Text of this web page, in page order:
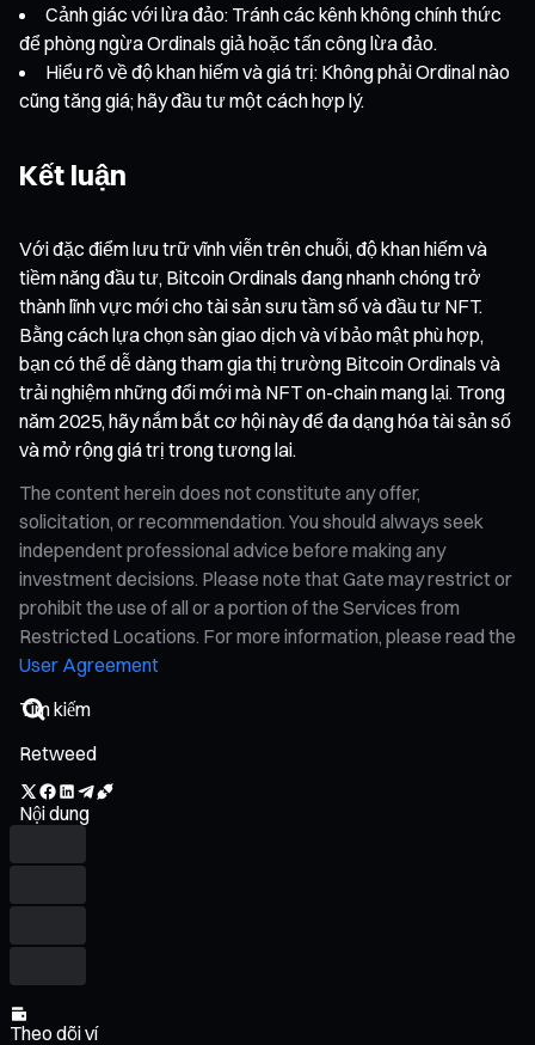
Cảnh giác với lừa đảo: Tránh các kênh không chính thức
để phòng ngừa Ordinals giả hoặc tấn công lừa đảo.
Hiểu rõ về độ khan hiếm và giá trị: Không phải Ordinal nào
cũng tăng giá; hãy đầu tư một cách hợp lý.
Kết luận
Với đặc điểm lưu trữ vĩnh viễn trên chuỗi, độ khan hiếm và
tiềm năng đầu tư, Bitcoin Ordinals đang nhanh chóng trở
thành lĩnh vực mới cho tài sản sưu tầm số và đầu tư NFT.
Bằng cách lựa chọn sàn giao dịch và ví bảo mật phù hợp,
bạn có thể dễ dàng tham gia thị trường Bitcoin Ordinals và
trải nghiệm những đổi mới mà NFT on-chain mang lại. Trong
năm 2025, hãy nắm bắt cơ hội này để đa dạng hóa tài sản số
và mở rộng giá trị trong tương lai.
The content herein does not constitute any offer,
solicitation, or recommendation. You should always seek
independent professional advice before making any
investment decisions. Please note that Gate may restrict or
prohibit the use of all or a portion of the Services from
Restricted Locations. For more information, please read the
User Agreement
Retweed
Nội dung
Theo dõi ví